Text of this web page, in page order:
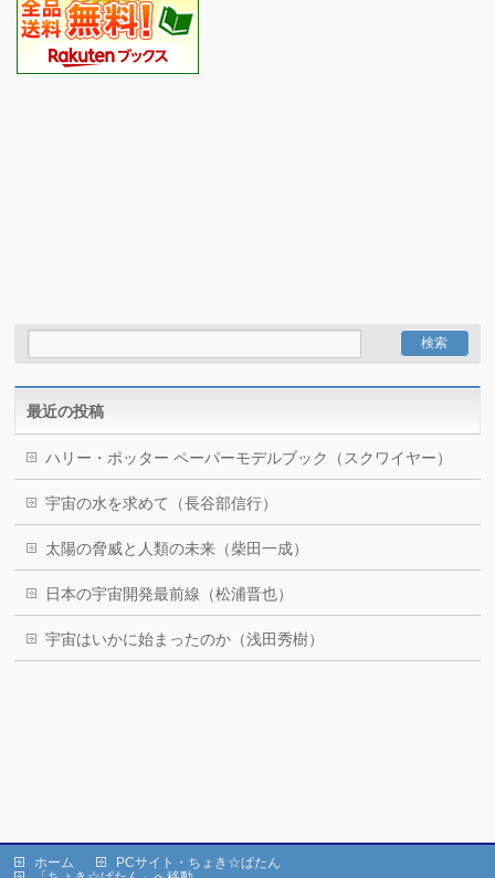
最近の投稿
ハリー・ポッター ペーパーモデルブック（スクワイヤー）
宇宙の水を求めて（長谷部信行）
太陽の脅威と人類の未来（柴田一成）
日本の宇宙開発最前線（松浦晋也）
宇宙はいかに始まったのか（浅田秀樹）
ホーム
PCサイト・ちょき☆ぱたん